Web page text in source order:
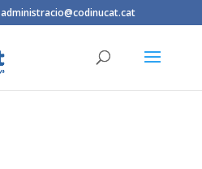
administracio@codinucat.cat